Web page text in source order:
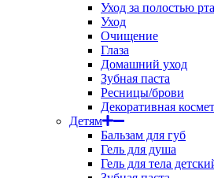
Уход за полостью рта
Уход
Очищение
Глаза
Домашний уход
Зубная паста
Ресницы/брови
Декоративная
Детям
Бальзам для губ
Гель для душа
Гель для тела